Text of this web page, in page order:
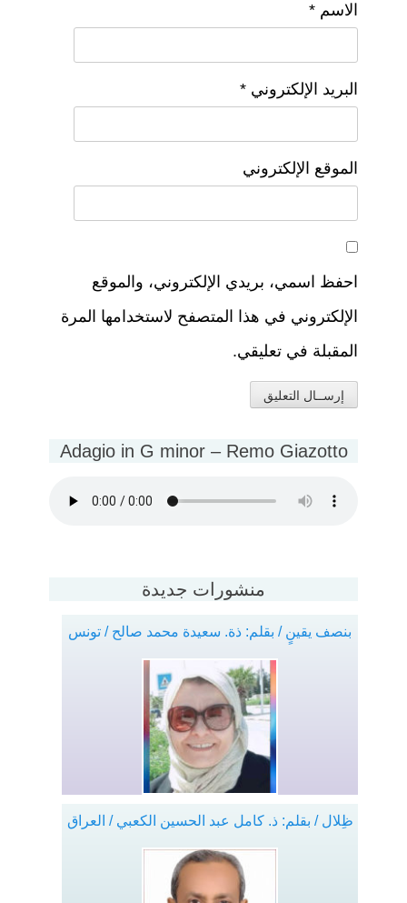
الاسم *
البريد الإلكتروني *
الموقع الإلكتروني
احفظ اسمي، بريدي الإلكتروني، والموقع
الإلكتروني في هذا المتصفح لاستخدامها المرة
المقبلة في تعليقي.
Adagio in G minor – Remo Giazotto
منشورات جديدة
بنصف يقينٍ / بقلم: ذة. سعيدة محمد صالح / تونس
ظِلال / بقلم: ذ. كامل عبد الحسين الكعبي / العراق